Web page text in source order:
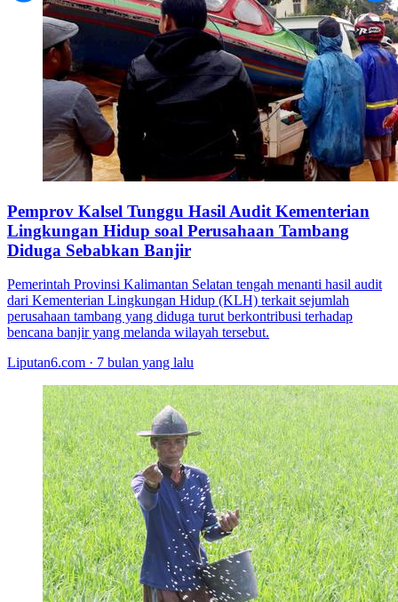
Pemprov Kalsel Tunggu Hasil Audit Kementerian
Lingkungan Hidup soal Perusahaan Tambang
Diduga Sebabkan Banjir
Pemerintah Provinsi Kalimantan Selatan tengah menanti hasil audit
dari Kementerian Lingkungan Hidup (KLH) terkait sejumlah
perusahaan tambang yang diduga turut berkontribusi terhadap
bencana banjir yang melanda wilayah tersebut.
Liputan6.com · 7 bulan yang lalu